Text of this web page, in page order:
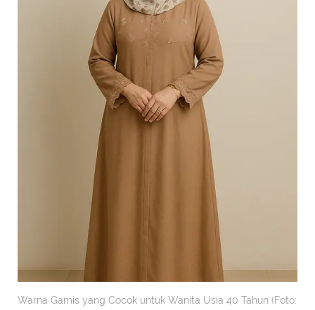
Warna Gamis yang Cocok untuk Wanita Usia 40 Tahun (Foto: